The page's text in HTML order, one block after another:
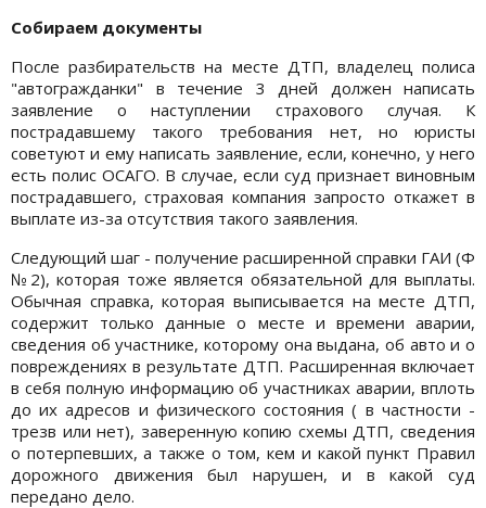
Собираем документы
После разбирательств на месте ДТП, владелец полиса
"автогражданки" в течение 3 дней должен написать
заявление о наступлении страхового случая. К
пострадавшему такого требования нет, но юристы
советуют и ему написать заявление, если, конечно, у него
есть полис ОСАГО. В случае, если суд признает виновным
пострадавшего, страховая компания запросто откажет в
выплате из-за отсутствия такого заявления.
Следующий шаг - получение расширенной справки ГАИ (Ф
№2), которая тоже является обязательной для выплаты.
Обычная справка, которая выписывается на месте ДТП,
содержит только данные о месте и времени аварии,
сведения об участнике, которому она выдана, об авто и о
повреждениях в результате ДТП. Расширенная включает
в себя полную информацию об участниках аварии, вплоть
до их адресов и физического состояния ( в частности -
трезв или нет), заверенную копию схемы ДТП, сведения
о потерпевших, а также о том, кем и какой пункт Правил
дорожного движения был нарушен, и в какой суд
передано дело.